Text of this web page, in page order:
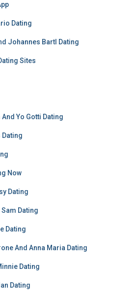
Dating
Johannes Bartl Dating
Sites
Yo Gotti Dating
Now
Dating
Dating
Dating
And Anna Maria Dating
Dating
Dating